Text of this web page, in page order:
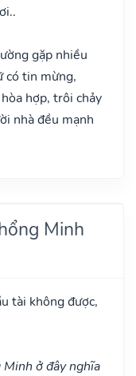
gặp nhiều
có tin mừng,
hợp, trôi chảy
nhà đều mạnh
Minh
tài không được,
ở đây nghĩa